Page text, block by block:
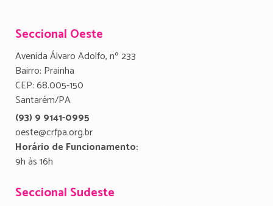
Seccional Oeste
Avenida Álvaro Adolfo, nº 233
Bairro: Prainha
CEP: 68.005-150
Santarém/PA
(93) 9 9141-0995
oeste@crfpa.org.br
Horário de Funcionamento:
9h às 16h
Seccional Sudeste